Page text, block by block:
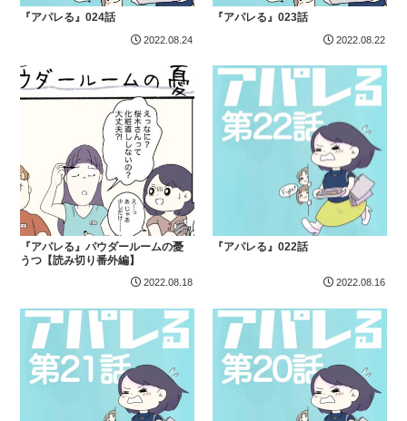
『アパレる』024話
2022.08.24
『アパレる』023話
2022.08.22
『アパレる』パウダールームの憂
うつ【読み切り番外編】
2022.08.18
『アパレる』022話
2022.08.16